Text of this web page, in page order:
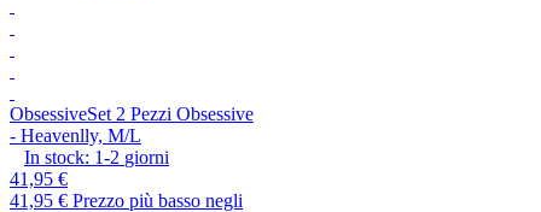
ObsessiveSet 2 Pezzi Obsessive
- Heavenlly, M/L
In stock: 1-2 giorni
41,95 €
41,95 € Prezzo più basso negli